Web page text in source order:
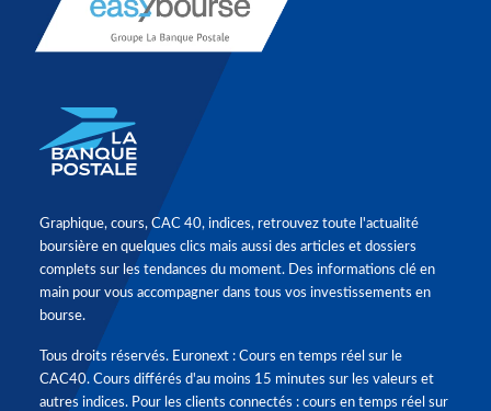
Graphique, cours, CAC 40, indices, retrouvez toute l'actualité
boursière en quelques clics mais aussi des articles et dossiers
complets sur les tendances du moment. Des informations clé en
main pour vous accompagner dans tous vos investissements en
bourse.
Tous droits réservés. Euronext : Cours en temps réel sur le
CAC40. Cours différés d'au moins 15 minutes sur les valeurs et
autres indices. Pour les clients connectés : cours en temps réel sur